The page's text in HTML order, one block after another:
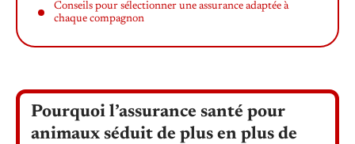
Conseils pour sélectionner une assurance adaptée à
chaque compagnon
Pourquoi l’assurance santé pour
animaux séduit de plus en plus de